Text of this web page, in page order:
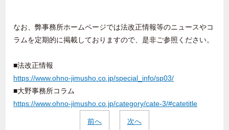
なお、弊事務所ホームページでは法改正情報等のニュースやコ
ラムを定期的に掲載しておりますので、是非ご参照ください。
■法改正情報
https://www.ohno-jimusho.co.jp/special_info/sp03/
■大野事務所コラム
https://www.ohno-jimusho.co.jp/category/cate-3/#catetitle
前へ 次へ